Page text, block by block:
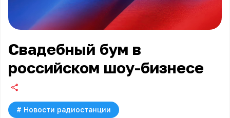
Свадебный бум в
российском шоу-бизнесе
# Новости радиостанции